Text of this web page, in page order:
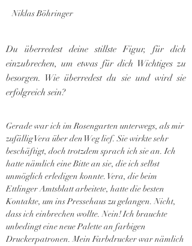
Niklas Böhringer
Du überredest deine stillste Figur, für dich
einzubrechen, um etwas für dich Wichtiges zu
besorgen. Wie überredest du sie und wird sie
erfolgreich sein?
Gerade war ich im Rosengarten unterwegs, als mir
zufällig Vera über den Weg lief. Sie wirkte sehr
beschäftigt, doch trotzdem sprach ich sie an. Ich
hatte nämlich eine Bitte an sie, die ich selbst
unmöglich erledigen konnte. Vera, die beim
Ettlinger Amtsblatt arbeitete, hatte die besten
Kontakte, um ins Pressehaus zu gelangen. Nicht,
dass ich einbrechen wollte. Nein! Ich brauchte
unbedingt eine neue Palette an farbigen
Druckerpatronen. Mein Farbdrucker war nämlich